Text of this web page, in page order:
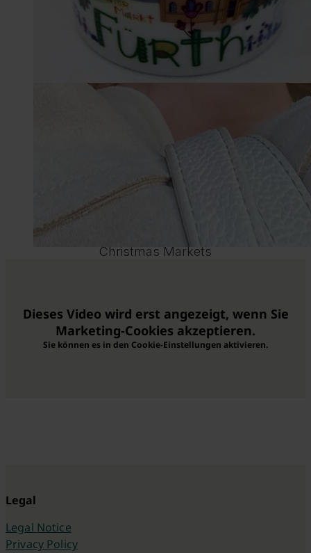
1,013
Years of History
2,000
1,500,000
Michaelis-Fair visitors
Christmas Markets
Dieses Video wird erst angezeigt, wenn Sie
Marketing-Cookies akzeptieren.
Sie können es in den Cookie-Einstellungen aktivieren.
Legal
Legal Notice
Privacy Policy